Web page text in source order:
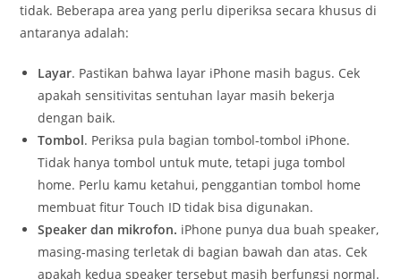
tidak. Beberapa area yang perlu diperiksa secara khusus di
antaranya adalah:
Layar. Pastikan bahwa layar iPhone masih bagus. Cek
apakah sensitivitas sentuhan layar masih bekerja
dengan baik.
Tombol. Periksa pula bagian tombol-tombol iPhone.
Tidak hanya tombol untuk mute, tetapi juga tombol
home. Perlu kamu ketahui, penggantian tombol home
membuat fitur Touch ID tidak bisa digunakan.
Speaker dan mikrofon. iPhone punya dua buah speaker,
masing-masing terletak di bagian bawah dan atas. Cek
apakah kedua speaker tersebut masih berfungsi normal.